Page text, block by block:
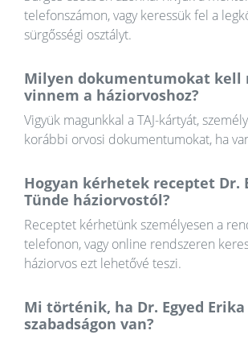
telefonszámon, vagy keressük fel a
sürgősségi osztályt.
Milyen dokumentumokat kell
vinnem a háziorvoshoz?
Vigyük magunkkal a TAJ-kártyát,
korábbi orvosi dokumentumokat, ha
Hogyan kérhetek receptet Dr.
Tünde háziorvostól?
Receptet kérhetünk személyesen a
telefonon, vagy online rendszeren
háziorvos ezt lehetővé teszi.
Mi történik, ha Dr. Egyed Erika
szabadságon van?